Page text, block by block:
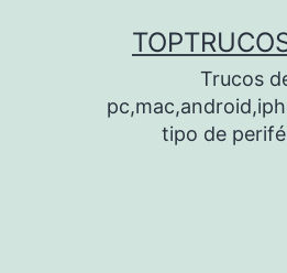
Trucos
tipo de